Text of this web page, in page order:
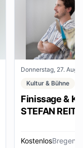
Donnerstag, 27. Aug.
Kultur & Bühne
Finissage &
STEFAN
KostenlosBregenz